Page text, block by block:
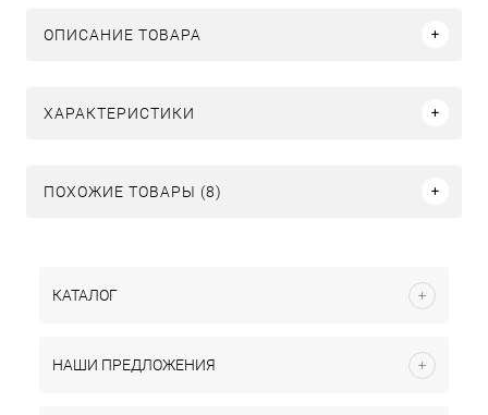
ОПИСАНИЕ ТОВАРА
ХАРАКТЕРИСТИКИ
ПОХОЖИЕ ТОВАРЫ (8)
КАТАЛОГ
НАШИ ПРЕДЛОЖЕНИЯ